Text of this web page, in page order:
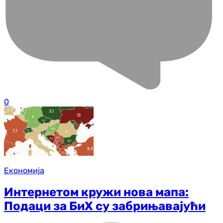
0
Економија
Интернетом кружи нова мапа:
Подаци за БиХ су забрињавајући